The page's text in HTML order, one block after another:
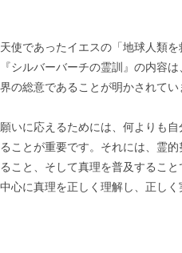
使であったイエスの「地球人類を
シルバーバーチの霊訓』の内容は
の総意であることが明かされてい
いに応えるためには、何よりも自
ことが重要です。それには、霊的
こと、そして真理を普及すること
心に真理を正しく理解し、正しく